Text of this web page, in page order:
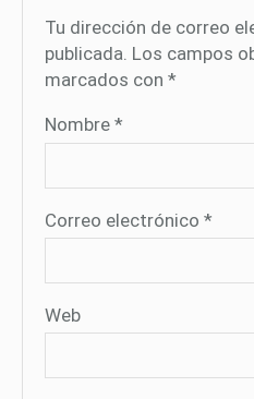
Tu dirección de correo
publicada. Los campos
marcados con *
Nombre *
Correo electrónico *
Web